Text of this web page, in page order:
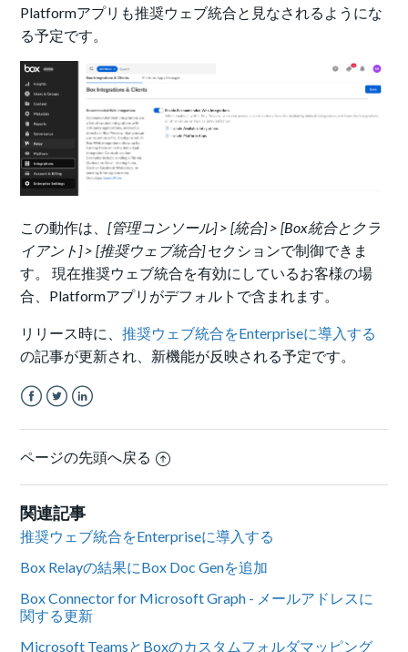
Platformアプリも推奨ウェブ統合と見なされるようにな
る予定です。
この動作は、[管理コンソール] > [統合] > [Box統合とクラ
イアント] > [推奨ウェブ統合]セクションで制御できま
す。 現在推奨ウェブ統合を有効にしているお客様の場
合、Platformアプリがデフォルトで含まれます。
リリース時に、推奨ウェブ統合をEnterpriseに導入する
の記事が更新され、新機能が反映される予定です。
ページの先頭へ戻る
関連記事
推奨ウェブ統合をEnterpriseに導入する
Box Relayの結果にBox Doc Genを追加
Box Connector for Microsoft Graph - メールアドレスに
関する更新
Microsoft TeamsとBoxのカスタムフォルダマッピング